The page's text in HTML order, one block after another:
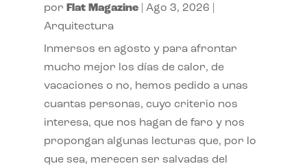
por Flat Magazine| Ago 3, 2026
Arquitectura
Inmersos en agosto y para afrontar
mucho mejor los días de calor, de
vacaciones o no, hemos pedido a unas
cuantas personas, cuyo criterio nos
interesa, que nos hagan de faro y nos
propongan algunas lecturas que, por lo
que sea, merecen ser salvadas del